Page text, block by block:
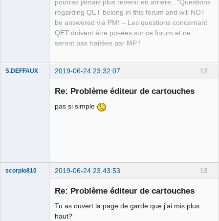
pourras jamais plus revenir en arrière..."Questions
regarding QET belong in this forum and will NOT
be answered via PM! – Les questions concernant
QET doivent être posées sur ce forum et ne
seront pas traitées par MP !
12
S.DEFFAUX 2019-06-24 23:32:07
Re: Problème éditeur de cartouches
pas si simple
13
scorpio810 2019-06-24 23:43:53
Re: Problème éditeur de cartouches
Tu as ouvert la page de garde que j'ai mis plus
haut?